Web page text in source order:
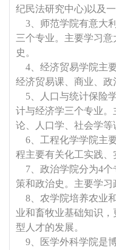
纪民法研究中心)以及
3、师范学院有意大
三个专业。主要学习
史。
4、经济贸易学院主
经济贸易课、商业、政
5、人口与统计保险
计与经济学三个专业
论、人口学、社会学等
6、工程化学学院主
程主要有关化工实践、
7、政治学院分为4个
策和政治史。主要学习
8、农学院培养农业
业和畜牧业基础知识
型人才的发展。
9、医学外科学院是